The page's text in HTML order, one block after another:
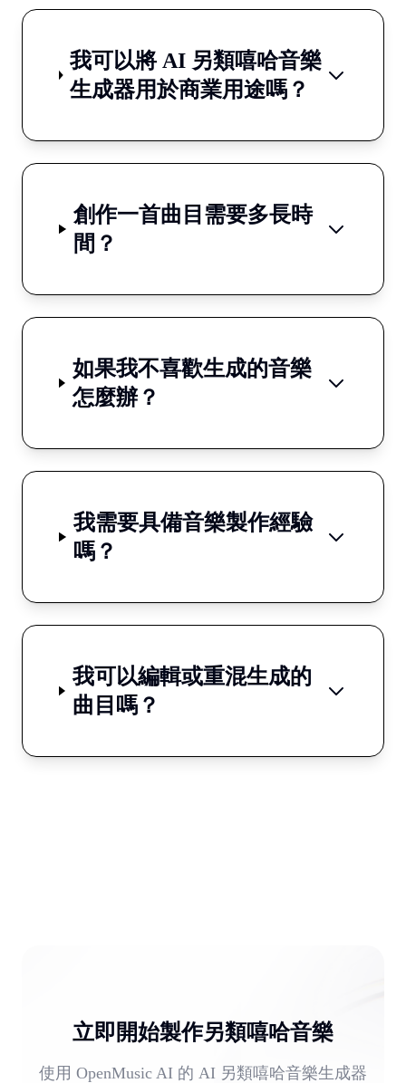
我可以將 AI 另類嘻哈音樂
生成器用於商業用途嗎？
創作一首曲目需要多長時
間？
如果我不喜歡生成的音樂
怎麼辦？
我需要具備音樂製作經驗
嗎？
我可以編輯或重混生成的
曲目嗎？
立即開始製作另類嘻哈音樂
使用 OpenMusic AI 的 AI 另類嘻哈音樂生成器